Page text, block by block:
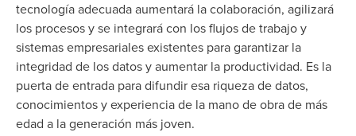
tecnología adecuada aumentará la colaboración, agilizará
los procesos y se integrará con los flujos de trabajo y
sistemas empresariales existentes para garantizar la
integridad de los datos y aumentar la productividad. Es la
puerta de entrada para difundir esa riqueza de datos,
conocimientos y experiencia de la mano de obra de más
edad a la generación más joven.